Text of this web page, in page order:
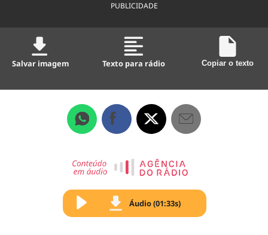
PUBLICIDADE
Salvar imagem Texto para rádio Copiar o texto
Áudio (01:33s)